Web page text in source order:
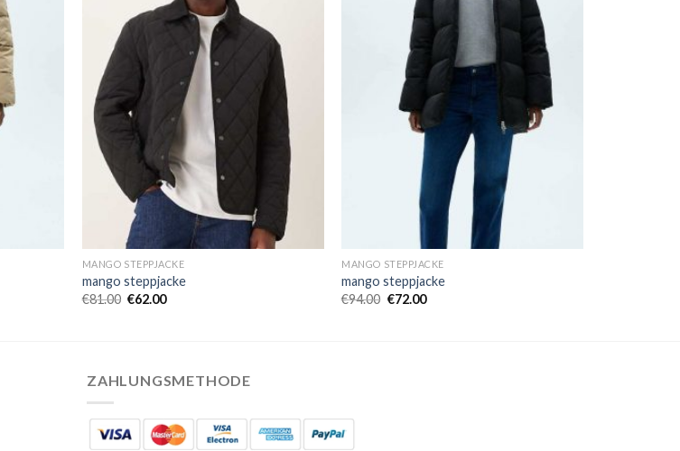
MANGO STEPPJACKE
mango steppjacke
€81.00 €62.00
MANGO STEPPJACKE
mango steppjacke
€94.00 €72.00
ZAHLUNGSMETHODE